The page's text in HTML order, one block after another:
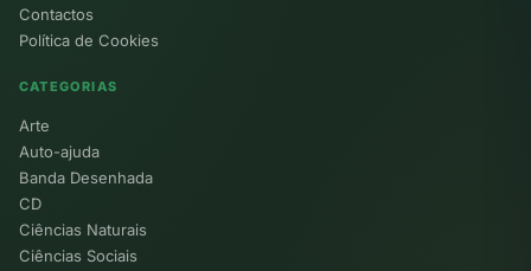
Contactos
Política de Cookies
CATEGORIAS
Arte
Auto-ajuda
Banda Desenhada
CD
Ciências Naturais
Ciências Sociais